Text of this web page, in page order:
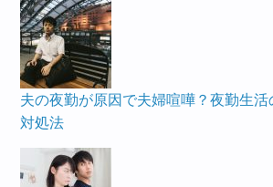
夫の夜勤が原因で夫婦喧嘩？夜勤生活
対処法